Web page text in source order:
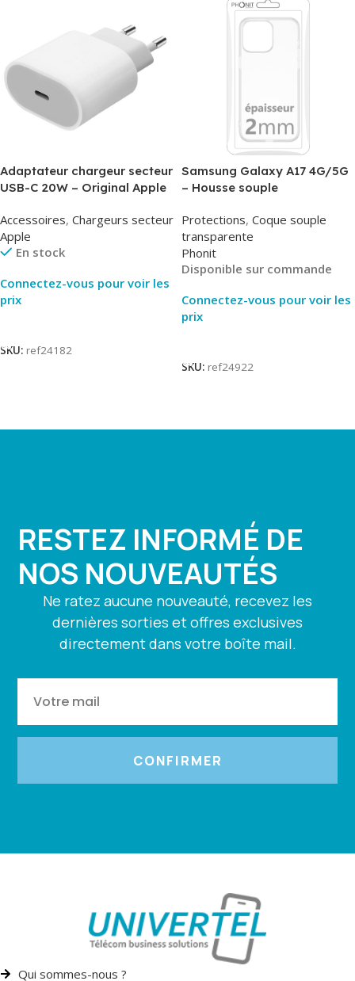
Adaptateur chargeur secteur
USB-C 20W – Original Apple
Accessoires, Chargeurs secteur
Apple
En stock
Connectez-vous pour voir les
prix
SKU: ref24182
Samsung Galaxy A17 4G/5G
– Housse souple
Protections, Coque souple
transparente
Phonit
Disponible sur commande
Connectez-vous pour voir les
prix
SKU: ref24922
RESTEZ INFORMÉ DE
NOS NOUVEAUTÉS
Ne ratez aucune nouveauté, recevez les
dernières sorties et offres exclusives
directement dans votre boîte mail.
CONFIRMER
Qui sommes-nous ?